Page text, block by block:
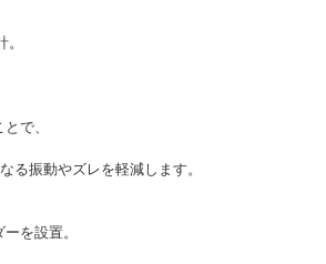
で、
る振動やズレを軽減します。
を設置。